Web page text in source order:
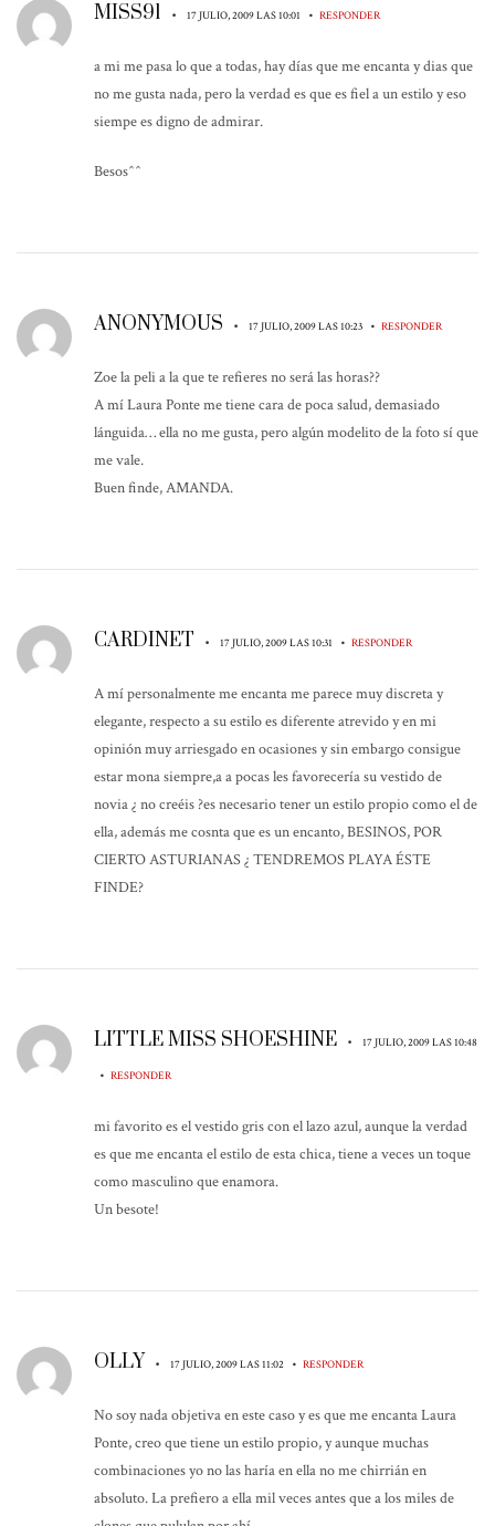
MISS91 • 17 JULIO, 2009 LAS 10:01 • RESPONDER
a mi me pasa lo que a todas, hay días que me encanta y dias que
no me gusta nada, pero la verdad es que es fiel a un estilo y eso
siempe es digno de admirar.
Besos^^
ANONYMOUS • 17 JULIO, 2009 LAS 10:23 • RESPONDER
Zoe la peli a la que te refieres no será las horas??
A mí Laura Ponte me tiene cara de poca salud, demasiado
lánguida… ella no me gusta, pero algún modelito de la foto sí que
me vale.
Buen finde, AMANDA.
CARDINET • 17 JULIO, 2009 LAS 10:31 • RESPONDER
A mí personalmente me encanta me parece muy discreta y
elegante, respecto a su estilo es diferente atrevido y en mi
opinión muy arriesgado en ocasiones y sin embargo consigue
estar mona siempre,a a pocas les favorecería su vestido de
novia ¿ no creéis ?es necesario tener un estilo propio como el de
ella, además me cosnta que es un encanto, BESINOS, POR
CIERTO ASTURIANAS ¿ TENDREMOS PLAYA ÉSTE
FINDE?
LITTLE MISS SHOESHINE • 17 JULIO, 2009 LAS 10:48
• RESPONDER
mi favorito es el vestido gris con el lazo azul, aunque la verdad
es que me encanta el estilo de esta chica, tiene a veces un toque
como masculino que enamora.
Un besote!
OLLY • 17 JULIO, 2009 LAS 11:02 • RESPONDER
No soy nada objetiva en este caso y es que me encanta Laura
Ponte, creo que tiene un estilo propio, y aunque muchas
combinaciones yo no las haría en ella no me chirrián en
absoluto. La prefiero a ella mil veces antes que a los miles de